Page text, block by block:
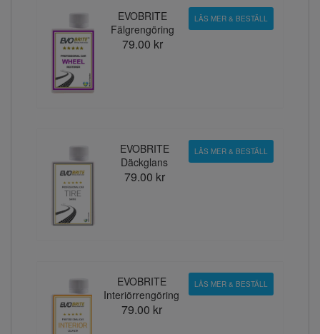
EVOBRITE
Fälgrengöring
79.00 kr
LÄS MER & BESTÄLL
EVOBRITE
Däckglans
79.00 kr
LÄS MER & BESTÄLL
EVOBRITE
Interiörrengöring
79.00 kr
LÄS MER & BESTÄLL